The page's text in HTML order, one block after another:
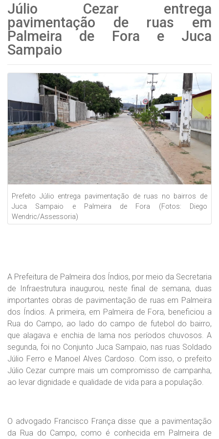
Júlio Cezar entrega
pavimentação de ruas em
Palmeira de Fora e Juca
Sampaio
Prefeito Júlio entrega pavimentação de ruas no bairros de
Juca Sampaio e Palmeira de Fora (Fotos: Diego
Wendric/Assessoria)
A Prefeitura de Palmeira dos Índios, por meio da Secretaria
de Infraestrutura inaugurou, neste final de semana, duas
importantes obras de pavimentação de ruas em Palmeira
dos Índios. A primeira, em Palmeira de Fora, beneficiou a
Rua do Campo, ao lado do campo de futebol do bairro,
que alagava e enchia de lama nos períodos chuvosos. A
segunda, foi no Conjunto Juca Sampaio, nas ruas Soldado
Júlio Ferro e Manoel Alves Cardoso. Com isso, o prefeito
Júlio Cezar cumpre mais um compromisso de campanha,
ao levar dignidade e qualidade de vida para a população.
O advogado Francisco França disse que a pavimentação
da Rua do Campo, como é conhecida em Palmeira de